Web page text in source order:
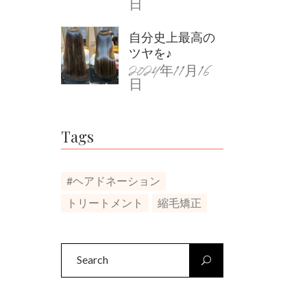
日
自分史上最高の
ツヤを♪
2024年11月16
日
Tags
#ヘアドネーション
トリートメント
縮毛矯正